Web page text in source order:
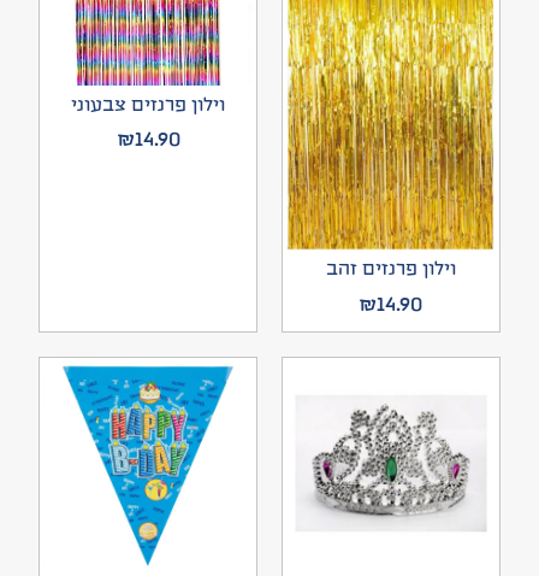
וילון פרנזים זהב
₪14.90
וילון פרנזים צבעוני
₪14.90